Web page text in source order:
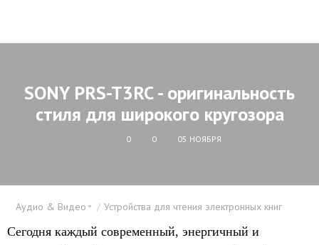
SONY PRS-T3RC - оригинальность
стиля для широкого кругозора
0 0 05 НОЯБРЯ
Аудио & Видео Устройства для чтения электронных книг
Сегодня каждый современный, энергичный и